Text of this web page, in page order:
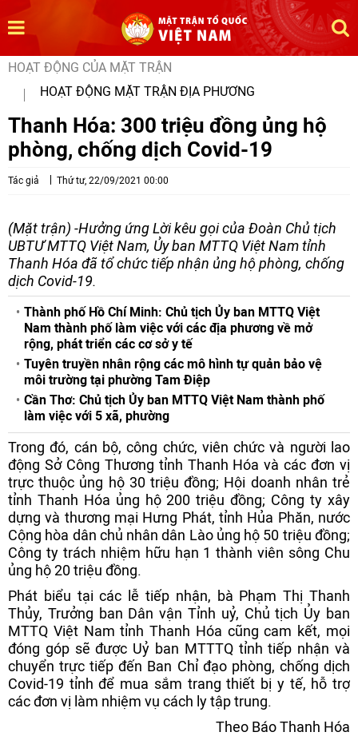
HOẠT ĐỘNG CỦA MẶT TRẬN
HOẠT ĐỘNG MẶT TRẬN ĐỊA PHƯƠNG
Thanh Hóa: 300 triệu đồng ủng hộ
phòng, chống dịch Covid-19
Tác giả Thứ tư, 22/09/2021 00:00
(Mặt trận) -Hưởng ứng Lời kêu gọi của Đoàn Chủ tịch
UBTƯ MTTQ Việt Nam, Ủy ban MTTQ Việt Nam tỉnh
Thanh Hóa đã tổ chức tiếp nhận ủng hộ phòng, chống
dịch Covid-19.
Thành phố Hồ Chí Minh: Chủ tịch Ủy ban MTTQ Việt
Nam thành phố làm việc với các địa phương về mở
rộng, phát triển các cơ sở y tế
Tuyên truyền nhân rộng các mô hình tự quản bảo vệ
môi trường tại phường Tam Điệp
Cần Thơ: Chủ tịch Ủy ban MTTQ Việt Nam thành phố
làm việc với 5 xã, phường
Trong đó, cán bộ, công chức, viên chức và người lao
động Sở Công Thương tỉnh Thanh Hóa và các đơn vị
trực thuộc ủng hộ 30 triệu đồng; Hội doanh nhân trẻ
tỉnh Thanh Hóa ủng hộ 200 triệu đồng; Công ty xây
dựng và thương mại Hưng Phát, tỉnh Hủa Phăn, nước
Cộng hòa dân chủ nhân dân Lào ủng hộ 50 triệu đồng;
Công ty trách nhiệm hữu hạn 1 thành viên sông Chu
ủng hộ 20 triệu đồng.
Phát biểu tại các lễ tiếp nhận, bà Phạm Thị Thanh
Thủy, Trưởng ban Dân vận Tỉnh uỷ, Chủ tịch Ủy ban
MTTQ Việt Nam tỉnh Thanh Hóa cũng cam kết, mọi
đóng góp sẽ được Uỷ ban MTTTQ tỉnh tiếp nhận và
chuyển trực tiếp đến Ban Chỉ đạo phòng, chống dịch
Covid-19 tỉnh để mua sắm trang thiết bị y tế, hỗ trợ
các đơn vị làm nhiệm vụ cách ly tập trung.
Theo Báo Thanh Hóa